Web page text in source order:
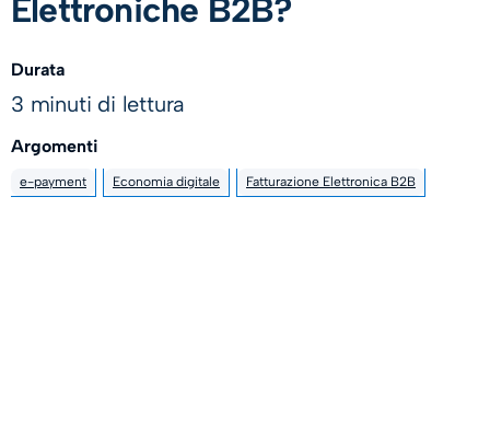
Elettroniche B2B?
Durata
3 minuti di lettura
Argomenti
e-payment Economia digitale Fatturazione Elettronica B2B